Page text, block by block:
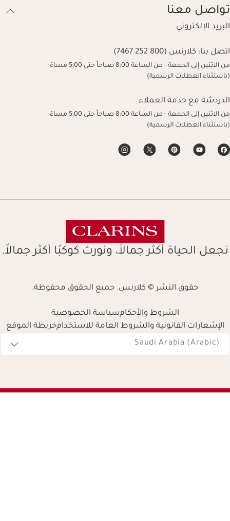
تواصل معنا
البريد الإلكتروني
اتصل بنا: كلارنس (800 252 7467)
من الاثنين إلى الجمعة - من الساعة 8:00 صباحاً حتى 5:00 مساءً
(باستثناء العطلات الرسمية)
الدردشة مع خدمة العملاء
من الاثنين إلى الجمعة - من الساعة 8:00 صباحاً حتى 5:00 مساءً
(باستثناء العطلات الرسمية)
نجعل الحياة أكثر جمالاً، ونورث كوكبًا أكثر جمالاً.
حقوق النشر © كلارنس. جميع الحقوق محفوظة.
الشروط والأحكامسياسة الخصوصية
الإشعارات القانونية والشروط العامة للاستخدامخريطة الموقع
Saudi Arabia (Arabic)